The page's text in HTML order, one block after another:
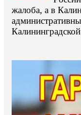
жалоба, а в